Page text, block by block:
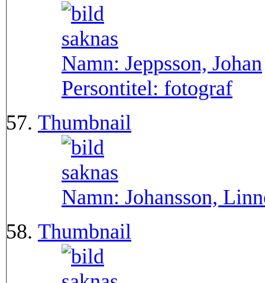
Namn: Jeppsson, Johan
Persontitel: fotograf
Thumbnail
Namn: Johansson,
Thumbnail